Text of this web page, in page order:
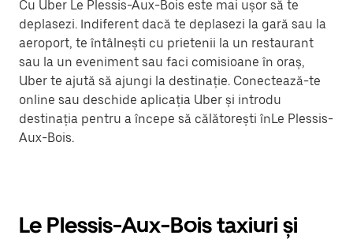
Cu Uber Le Plessis-Aux-Bois este mai ușor să te
deplasezi. Indiferent dacă te deplasezi la gară sau la
aeroport, te întâlnești cu prietenii la un restaurant
sau la un eveniment sau faci comisioane în oraș,
Uber te ajută să ajungi la destinație. Conectează-te
online sau deschide aplicația Uber și introdu
destinația pentru a începe să călătorești înLe Plessis-
Aux-Bois.
Le Plessis-Aux-Bois taxiuri și